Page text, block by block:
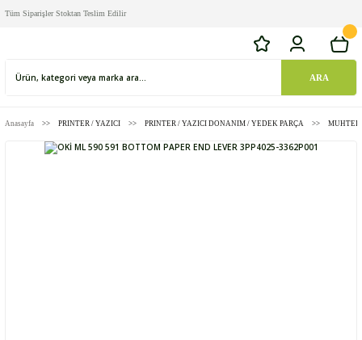
Tüm Siparişler Stoktan Teslim Edilir
ARA
Anasayfa PRINTER / YAZICI PRINTER / YAZICI DONANIM / YEDEK PARÇA